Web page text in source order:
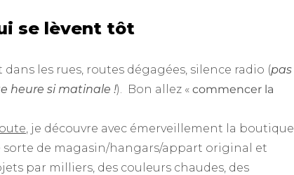
se lèvent tôt
dans les rues, routes dégagées, silence radio (pas
heure si matinale !). Bon allez « commencer la
, je découvre avec émerveillement la boutique
sorte de magasin/hangars/appart original et
par milliers, des couleurs chaudes, des